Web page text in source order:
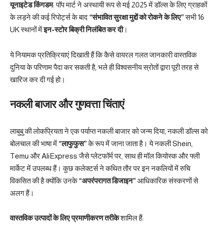
यूनाइटेड किंगडम: पॉप मार्ट ने अस्थायी रूप से मई 2025 में डॉल्स के लिए ग्राहकों
के लड़ने की कई रिपोर्ट्स के बाद “संभावित सुरक्षा मुद्दों को रोकने के लिए”सभी 16
UK स्थानों मेंइन-स्टोर बिक्री निलंबित कर दी।
ये नियामक प्रतिक्रियाएं दिखाती हैं कि कैसे वायरल गलत जानकारी वास्तविक
दुनिया के परिणाम पैदा कर सकती है, भले ही विश्वसनीय स्रोतों द्वारा पूरी तरह से
खारिज कर दी गई हो।
नकली बाजार और गुणवत्ता चिंताएं
लाबुबु की लोकप्रियता ने एक पर्याप्त नकली बाजार को जन्म दिया, नकली डॉल्स को
बोलचाल की भाषा में “लाफुफुस”के रूप में जाना जाता है। ये नकली Shein,
Temu और AliExpress जैसे प्लेटफॉर्म पर, साथ ही मॉल कियोस्क और फ्ली
मार्केट में उपलब्ध हैं। कुछ कलेक्टर्स ने कथित तौर पर इन नकलियों में रुचि
विकसित की है क्योंकि उनके“अपरंपरागत डिजाइन”आधिकारिक संस्करणों से
अलग हैं।
वास्तविक उत्पादों के लिए प्रमाणीकरण तरीकेशामिल हैं: